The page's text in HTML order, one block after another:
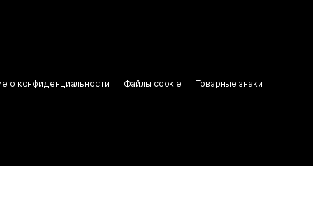
о конфиденциальности Файлы cookie Товарные знаки